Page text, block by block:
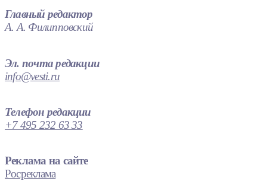
Главный редактор
А. А. Филипповский
Эл. почта редакции
info@vesti.ru
Телефон редакции
+7 495 232 63 33
Реклама на сайте
Росреклама